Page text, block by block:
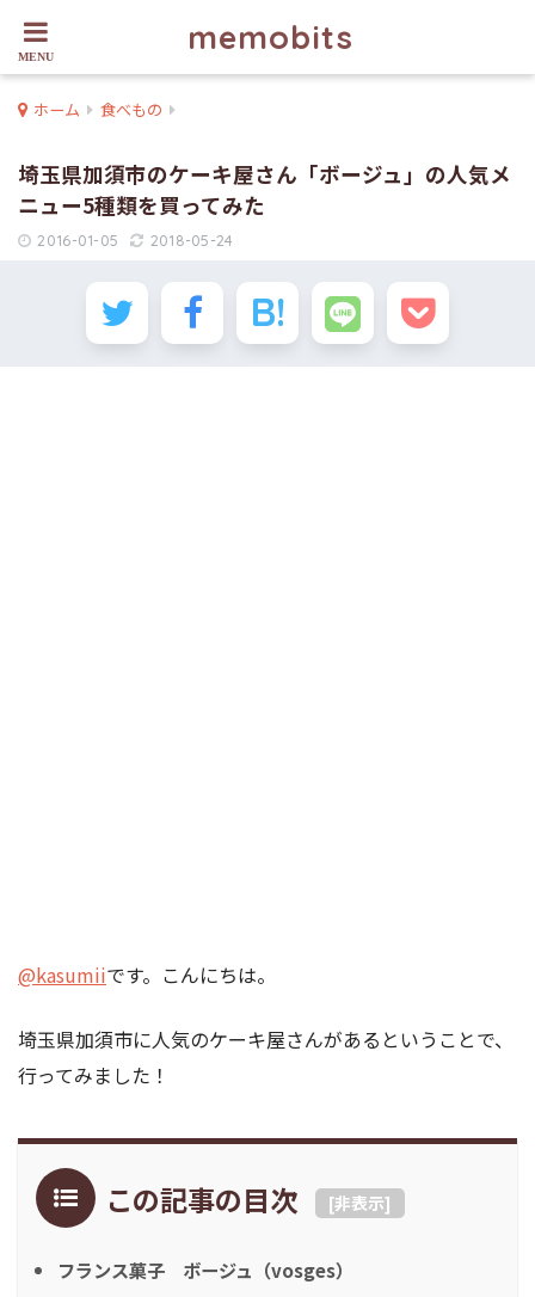
memobits
ホーム 食べもの
埼玉県加須市のケーキ屋さん「ボージュ」の人気メ
ニュー5種類を買ってみた
2016-01-05 2018-05-24
@kasumiiです。こんにちは。
埼玉県加須市に人気のケーキ屋さんがあるということで、
行ってみました！
この記事の目次 [非表示]
フランス菓子 ボージュ（vosges）